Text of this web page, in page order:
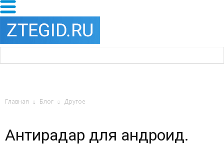
Главная Блог Другое
Антирадар для андроид.